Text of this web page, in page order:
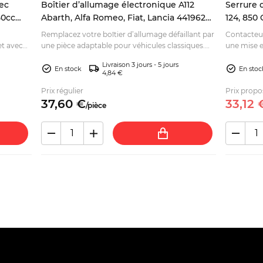
avec
Boîtier d’allumage électronique A112
Abarth, Alfa Romeo, Fiat, Lancia 4419628
8236953
Remplacez votre boîtier d’allumage défaillant par
une pièce adaptable pour véhicules classiques.
En stock
Livraison 3 jours - 5 jours
4,84 €
Prix régulier
37,60 €/pièce
Serrure
124, 850
BC, CC
une mise
En
Prix
33,12